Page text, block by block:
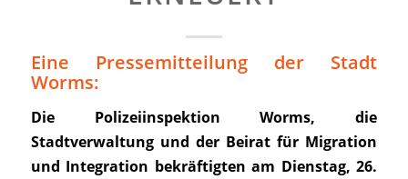
Eine Pressemitteilung der Stadt
Worms:
Die Polizeiinspektion Worms, die
Stadtverwaltung und der Beirat für Migration
und Integration bekräftigten am Dienstag, 26.